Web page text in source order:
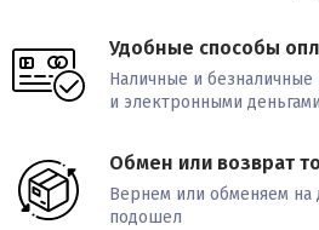
Удобные способы
Наличные и безналичные
и электронными
Обмен или возврат
Вернем или обменяем на
подошел